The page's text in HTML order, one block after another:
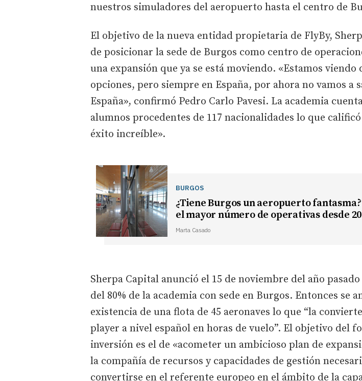
nuestros simuladores del aeropuerto hasta el centro de
El objetivo de la nueva entidad propietaria de FlyBy,
de posicionar la sede de Burgos como centro de
una expansión que ya se está moviendo. «Estamos viendo
opciones, pero siempre en España, por ahora no vamos a
España», confirmó Pedro Carlo Pavesi. La academia
alumnos procedentes de 117 nacionalidades lo que
éxito increíble».
BURGOS
¿Tiene Burgos un aeropuerto
el mayor número de operativas desde
Marta Casado
Sherpa Capital anunció el 15 de noviembre del año
del 80% de la academia con sede en Burgos. Entonces se
existencia de una flota de 45 aeronaves lo que “la
player a nivel español en horas de vuelo”. El objetivo del
inversión es el de «acometer un ambicioso plan de
la compañía de recursos y capacidades de gestión
convertirse en el referente europeo en el ámbito de la